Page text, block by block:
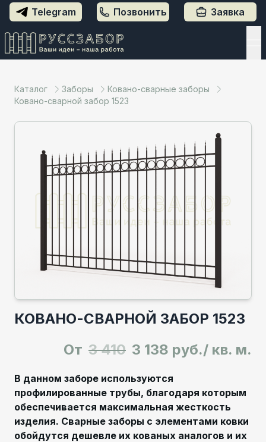
Telegram Позвонить Заявка
Каталог Заборы
Ковано-сварные заборы
Ковано-сварной забор 1523
КОВАНО-СВАРНОЙ ЗАБОР 1523
От 3 410 3 138 руб./ кв. м.
В данном заборе используются
профилированные трубы, благодаря которым
обеспечивается максимальная жесткость
изделия. Сварные заборы с элементами ковки
обойдутся дешевле их кованых аналогов и их